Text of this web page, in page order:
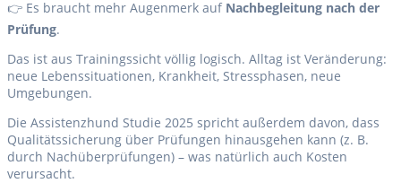
👉 Es braucht mehr Augenmerk auf Nachbegleitung nach der
Prüfung.
Das ist aus Trainingssicht völlig logisch. Alltag ist Veränderung:
neue Lebenssituationen, Krankheit, Stressphasen, neue
Umgebungen.
Die Assistenzhund Studie 2025 spricht außerdem davon, dass
Qualitätssicherung über Prüfungen hinausgehen kann (z. B.
durch Nachüberprüfungen) – was natürlich auch Kosten
verursacht.